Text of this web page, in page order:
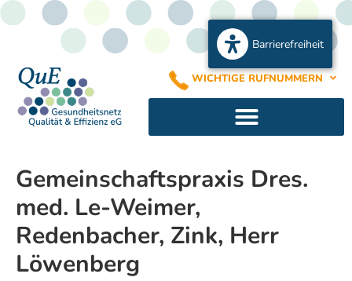
WICHTIGE RUFNUMMERN
Gemeinschaftspraxis Dres.
med. Le-Weimer,
Redenbacher, Zink, Herr
Löwenberg
Barrierefreiheit